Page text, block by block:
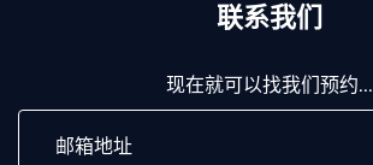
联系我们
现在就可以找我们预约...